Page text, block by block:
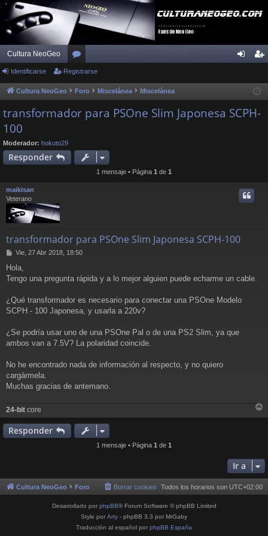
Cultura NeoGeo
or
os
fic
ist
Identificarse Registrarse
Cultura NeoGeo Foro Miscelánea Miscelánea
transformador para PSOne Slim Japonesa SCPH-
100
Moderador: hokuto29
Responder
1 mensaje • Página 1 de 1
maikisan
Veterano
transformador para PSOne Slim Japonesa SCPH-100
M
n
s
j
e
Vie, 27 Abr 2018, 18:50
Hola,
Tengo una pregunta rápida y a lo mejor alguien puede echarme un cable.
¿Qué transformador es necesario para conectar una PSOne Modelo
SCPH - 100 Japonesa, y usarla a 220v?
¿Se podría usar uno de una PSOne Pal o de una PS2 Slim, ya que
ambos van a 7.5V? La polaridad coincide.
No he encontrado nada de información al respecto, y no quiero
cargármela.
Muchas gracias de antemano.
24-bit core
r
Responder
1 mensaje • Página 1 de 1
Ir a
Cultura NeoGeo Foro Todos los horarios son UTC+02:00
Borrar cookies
Desarrollado por phpBB® Forum Software © phpBB Limited
Style por Arty - phpBB 3.3 por MrGaby
Traducción al español por phpBB España